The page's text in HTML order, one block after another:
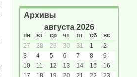
Архивы
августа 2026
пн вт ср чт пт сб
вс
27
28 29 30 31 1
2
3
4 5 6 7 8
9
10
11 12 13 14 15
16
17
18 19 20 21 22
23